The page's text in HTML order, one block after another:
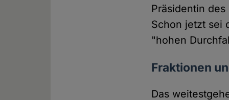
Präsidentin
Schon jetzt sei
"hohen
Fraktionen
Das